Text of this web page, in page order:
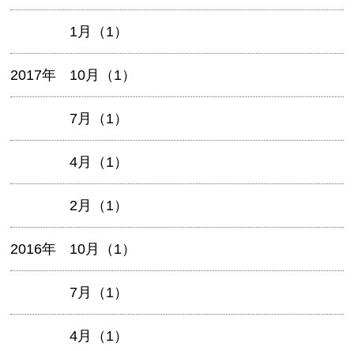
1月（1）
2017年 10月（1）
7月（1）
4月（1）
2月（1）
2016年 10月（1）
7月（1）
4月（1）